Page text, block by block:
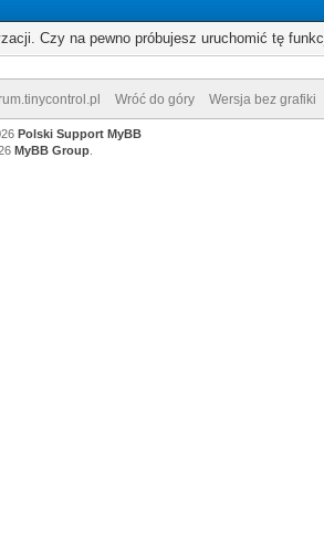
Czy na pewno próbujesz uruchomić tę
Wróć do góry Wersja bez grafiki
Polski Support MyBB
MyBB Group